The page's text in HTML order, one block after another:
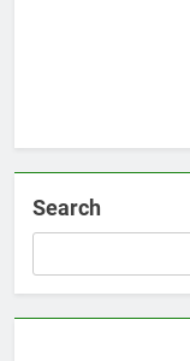
Search